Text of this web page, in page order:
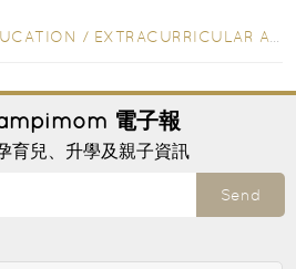
/ EXTRACURRICULAR ACTIVITIES
電子報
育兒、升學及親子資訊
Send